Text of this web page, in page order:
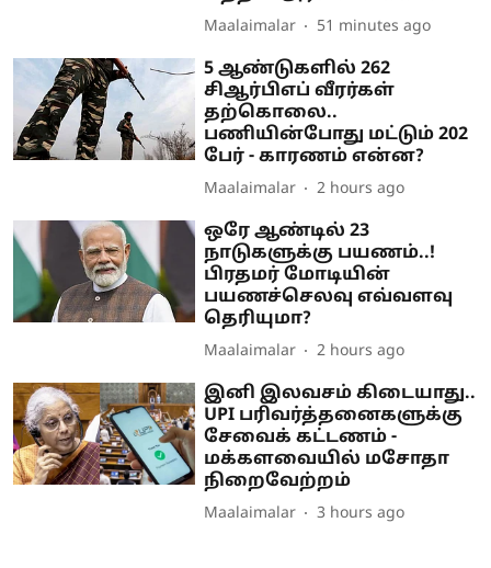
Maalaimalar 51 minutes ago
5 ஆண்டுகளில் 262
சிஆர்பிஎப் வீரர்கள்
தற்கொலை..
பணியின்போது மட்டும் 202
பேர் - காரணம் என்ன?
Maalaimalar 2 hours ago
ஒரே ஆண்டில் 23
நாடுகளுக்கு பயணம்..!
பிரதமர் மோடியின்
பயணச்செலவு எவ்வளவு
தெரியுமா?
Maalaimalar 2 hours ago
இனி இலவசம் கிடையாது..
UPI பரிவர்த்தனைகளுக்கு
சேவைக் கட்டணம் -
மக்களவையில் மசோதா
நிறைவேற்றம்
Maalaimalar 3 hours ago